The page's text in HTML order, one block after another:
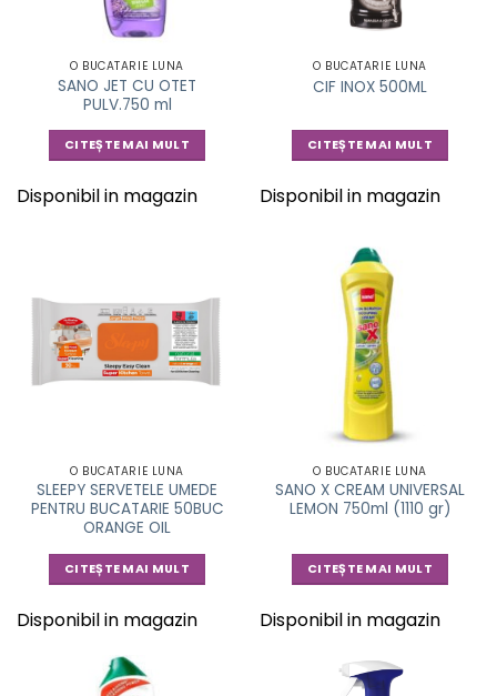
O BUCATARIE LUNA
SANO JET CU OTET
PULV.750 ml
CITEȘTE MAI MULT
Disponibil in magazin
O BUCATARIE LUNA
CIF INOX 500ML
CITEȘTE MAI MULT
Disponibil in magazin
O BUCATARIE LUNA
SLEEPY SERVETELE UMEDE
PENTRU BUCATARIE 50BUC
ORANGE OIL
CITEȘTE MAI MULT
Disponibil in magazin
O BUCATARIE LUNA
SANO X CREAM UNIVERSAL
LEMON 750ml (1110 gr)
CITEȘTE MAI MULT
Disponibil in magazin